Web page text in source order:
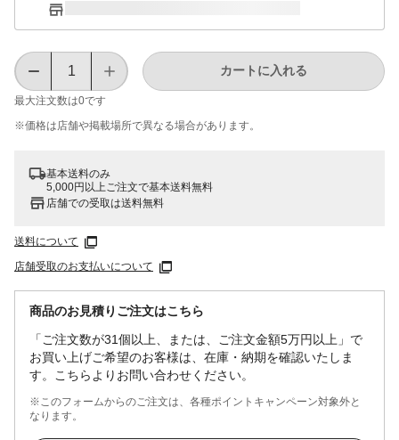
最大注文数は0です
カートに入れる
※価格は​店舗や​掲載場所で​異なる​場合が​あります。
基本送料のみ
5,000円以上ご注文で基本送料無料
店舗での受取は送料無料
送料について
店舗受取のお支払いについて
商品のお見積りご注文はこちら
「ご注文数が31個以上、または、ご注文金額5万円以上」で
お買い上げご希望のお客様は、在庫・納期を確認いたしま
す。こちらよりお問い合わせください。
※このフォームからのご注文は、各種ポイントキャンペーン対象外と
なります。